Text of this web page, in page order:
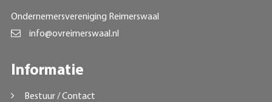
Ondernemersvereniging Reimerswaal
info@ovreimerswaal.nl
Informatie
Bestuur / Contact